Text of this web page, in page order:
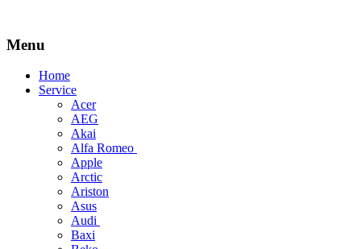
Menu
Skip
Home
Service
Acer
AEG
Akai
Alfa Romeo
Apple
Arctic
Ariston
Asus
Audi
Baxi